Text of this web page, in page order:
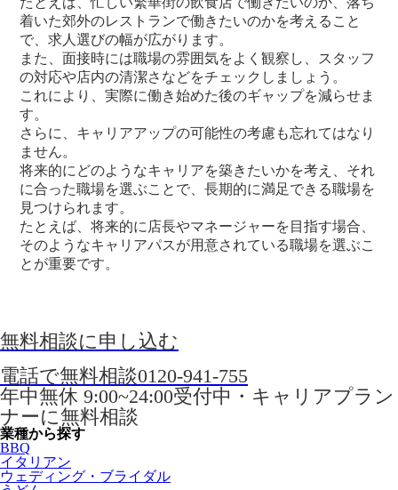
着いた郊外のレストランで働きたいのかを考えること
で、求人選びの幅が広がります。
また、面接時には職場の雰囲気をよく観察し、スタッフ
の対応や店内の清潔さなどをチェックしましょう。
これにより、実際に働き始めた後のギャップを減らせま
す。
さらに、キャリアアップの可能性の考慮も忘れてはなり
ません。
将来的にどのようなキャリアを築きたいかを考え、それ
に合った職場を選ぶことで、長期的に満足できる職場を
見つけられます。
たとえば、将来的に店長やマネージャーを目指す場合、
そのようなキャリアパスが用意されている職場を選ぶこ
とが重要です。
無料相談に申し込む
電話で無料相談0120-941-755
年中無休 9:00~24:00受付中・キャリアプラン
ナーに無料相談
業種から探す
BBQ
イタリアン
ウェディング・ブライダル